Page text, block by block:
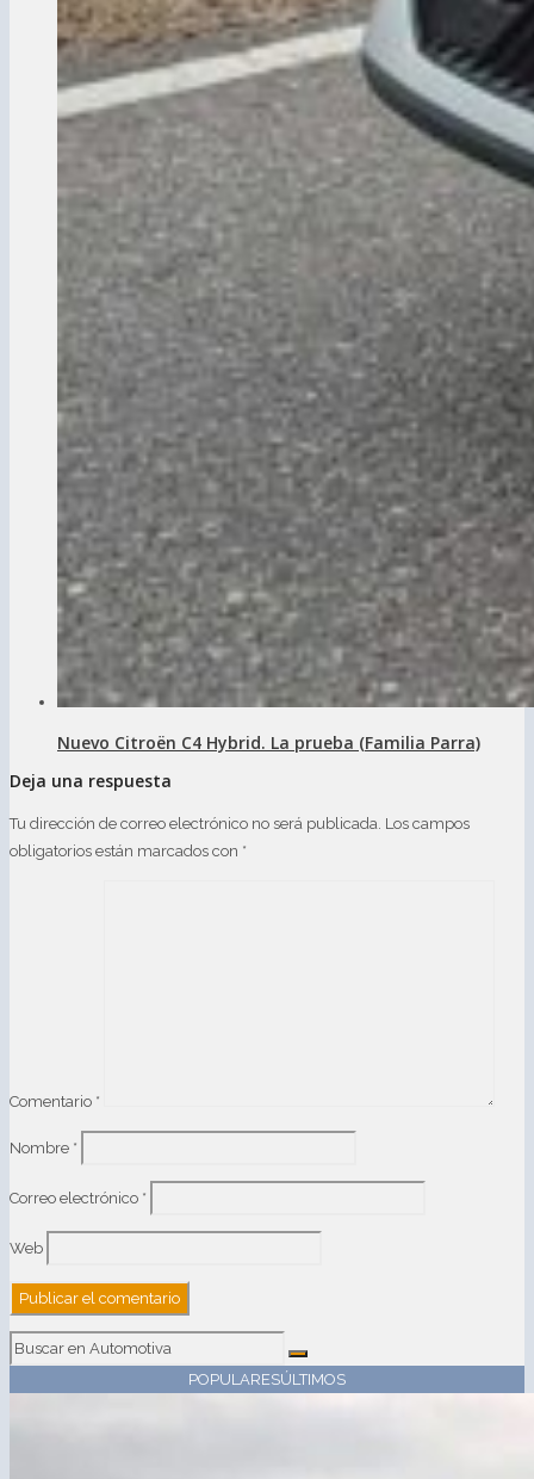
Nuevo Citroën C4 Hybrid. La prueba (Familia Parra)
Deja una respuesta
Tu dirección de correo electrónico no será publicada. Los campos
obligatorios están marcados con *
Comentario *
Nombre *
Correo electrónico *
Web
POPULARESÚLTIMOS